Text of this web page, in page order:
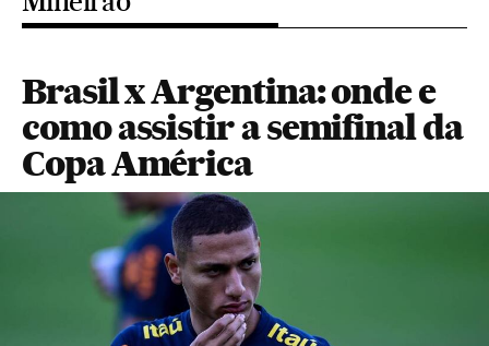
Brasil x Argentina: onde e
como assistir a semifinal da
Copa América